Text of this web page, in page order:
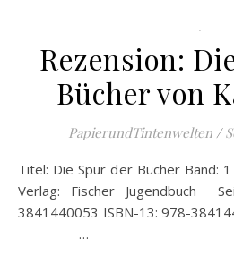
.
Rezension:
Bücher von
PapierundTintenwelten /
Titel: Die Spur der Bücher Band: 1 von ? Autor: Kai Meyer
Verlag: Fischer Jugendbuch
3841440053 ISBN-13: 978-
…